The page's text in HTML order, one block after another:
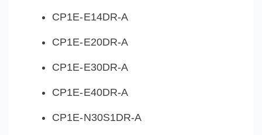
CP1E-E14DR-A
CP1E-E20DR-A
CP1E-E30DR-A
CP1E-E40DR-A
CP1E-N30S1DR-A